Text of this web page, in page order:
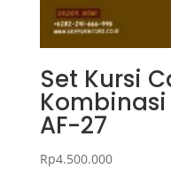
Set Kursi
AF-27
Rp4.500.000